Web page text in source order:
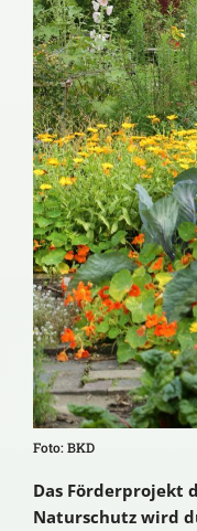
Foto: BKD
Das Förderprojekt
Naturschutz wird